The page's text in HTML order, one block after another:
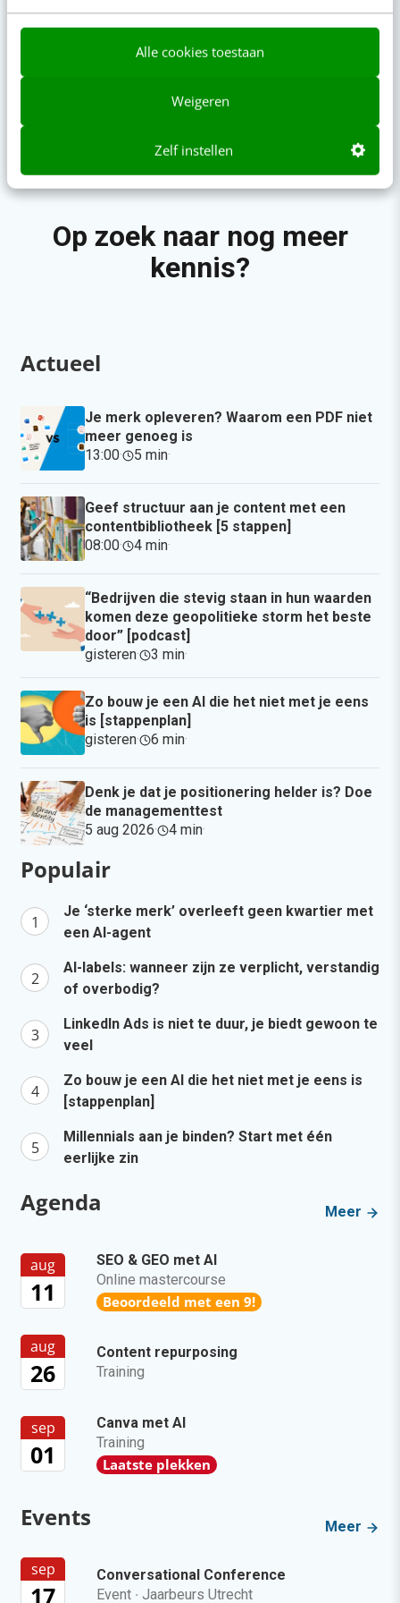
Alle cookies toestaan
Weigeren
Zelf instellen
te werken met
Op zoek naar nog meer
kennis?
Actueel
Je merk opleveren? Waarom een PDF niet
meer genoeg is
13:00· 5 min·
Geef structuur aan je content met een
contentbibliotheek [5 stappen]
08:00· 4 min·
“Bedrijven die stevig staan in hun waarden
komen deze geopolitieke storm het beste
door” [podcast]
gisteren· 3 min·
Zo bouw je een AI die het niet met je eens
is [stappenplan]
gisteren· 6 min·
Denk je dat je positionering helder is? Doe
de managementtest
5 aug 2026· 4 min·
Populair
Je ‘sterke merk’ overleeft geen kwartier met
een AI-agent
AI-labels: wanneer zijn ze verplicht, verstandig
of overbodig?
LinkedIn Ads is niet te duur, je biedt gewoon te
veel
Zo bouw je een AI die het niet met je eens is
[stappenplan]
Millennials aan je binden? Start met één
eerlijke zin
Agenda Meer
aug
11
SEO & GEO met AI
Online mastercourse
Beoordeeld met een 9!
aug
26
Content repurposing
Training
sep
01
Canva met AI
Training
Laatste plekken
Events Meer
sep
17
Conversational Conference
Event · Jaarbeurs Utrecht